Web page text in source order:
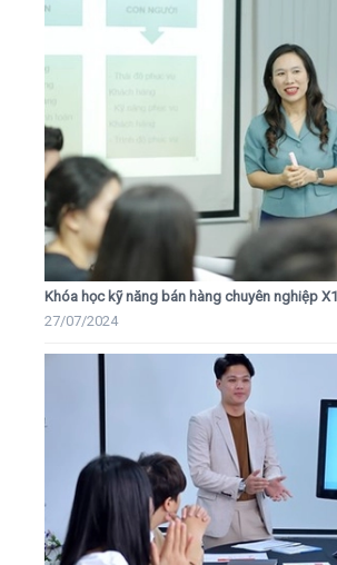
Khóa học kỹ năng bán hàng chuyên nghiệp
27/07/2024